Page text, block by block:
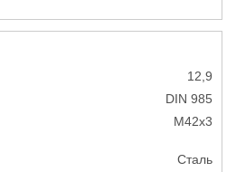
12,9
DIN 985
М42х3
Сталь